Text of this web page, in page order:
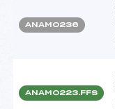
ANAM0236
ANAM0223.FFS